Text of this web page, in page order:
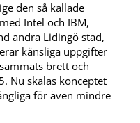
den så kallade
Intel och IBM,
andra Lidingö stad,
känsliga uppgifter
brett och
Nu skalas konceptet
för även mindre